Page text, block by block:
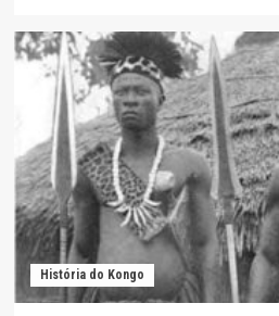
História do Kongo